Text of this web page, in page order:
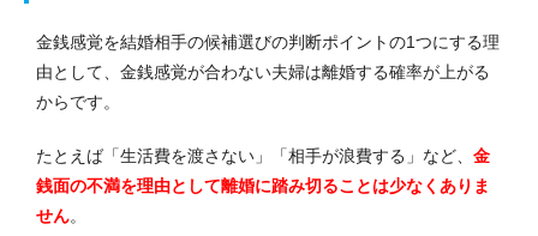
金銭感覚を結婚相手の候補選びの判断ポイントの1つにする理
由として、金銭感覚が合わない夫婦は離婚する確率が上がる
からです。
たとえば「生活費を渡さない」「相手が浪費する」など、 金
銭面の不満を理由として離婚に踏み切ることは少なくありま
せん。